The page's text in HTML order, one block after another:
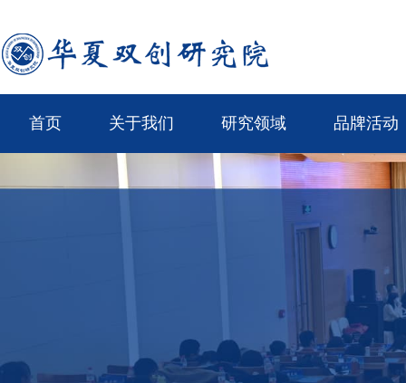
首页 关于我们 研究领域 品牌活动